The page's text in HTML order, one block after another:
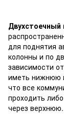
для поднятия
колонны и по
зависимости
иметь нижнюю
что все
проходить
через верхнюю.